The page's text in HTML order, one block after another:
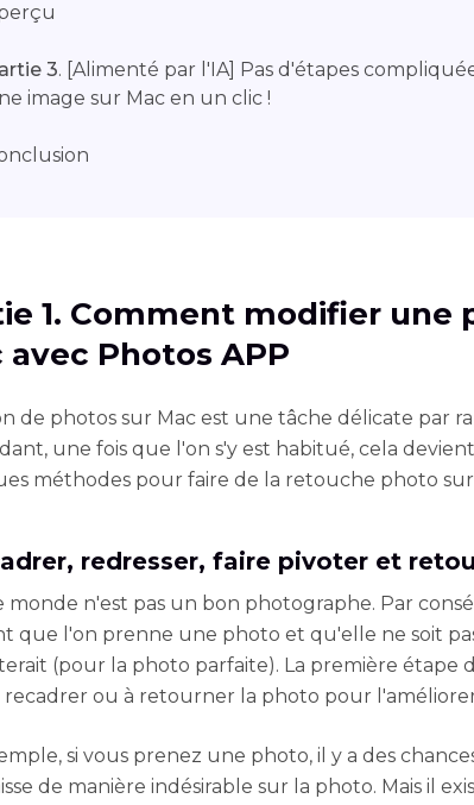
3. [Alimenté par l'IA] Pas d'étapes
image sur Mac en un clic !
1. Comment modifier une
avec Photos APP
de photos sur Mac est une tâche délicate par
une fois que l'on s'y est habitué, cela devient
méthodes pour faire de la retouche photo sur
redresser, faire pivoter et
monde n'est pas un bon photographe. Par
que l'on prenne une photo et qu'elle ne soit
(pour la photo parfaite). La première étape
recadrer ou à retourner la photo pour
si vous prenez une photo, il y a des
de manière indésirable sur la photo. Mais il